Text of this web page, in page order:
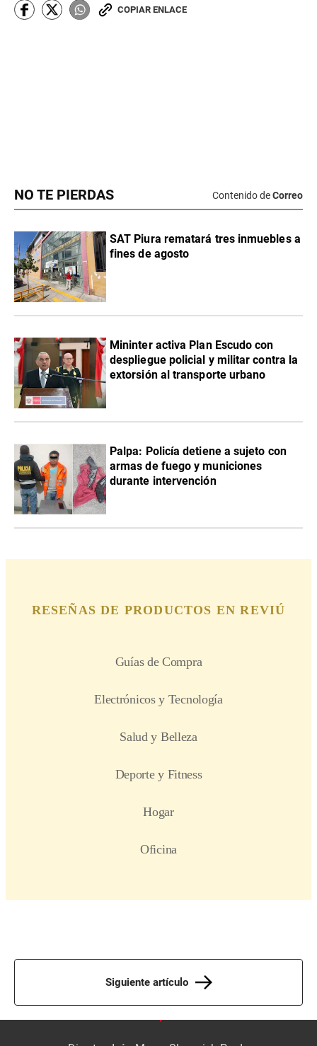
NO TE PIERDAS Contenido deCorreo
SAT Piura rematará tres inmuebles a
fines de agosto
Mininter activa Plan Escudo con
despliegue policial y militar contra la
extorsión al transporte urbano
Palpa: Policía detiene a sujeto con
armas de fuego y municiones
durante intervención
Siguiente artículo